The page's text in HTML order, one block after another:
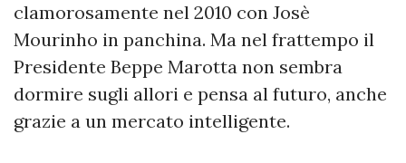
clamorosamente nel 2010 con Josè
Mourinho in panchina. Ma nel frattempo il
Presidente Beppe Marotta non sembra
dormire sugli allori e pensa al futuro, anche
grazie a un mercato intelligente.